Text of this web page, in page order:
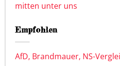
mitten unter uns
Empfohlen
AfD, Brandmauer, NS-